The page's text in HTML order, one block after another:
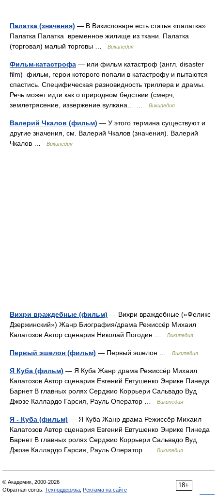
Палатка (значения) — В Викисловаре есть статья «палатка»
Палатка Палатка временное жилище из ткани. Палатка
(торговая) малый торговы …
Википедия
Фильм-катастрофа — или фильм катастроф (англ. disaster
film) фильм, герои которого попали в катастрофу и пытаются
спастись. Специфическая разновидность триллера и драмы.
Речь может идти как о природном бедствии (смерч,
землетрясение, извержение вулкана… …
Википедия
Валерий Чкалов (фильм) — У этого термина существуют и
другие значения, см. Валерий Чкалов (значения). Валерий
Чкалов …
Википедия
Вихри враждебные (фильм) — Вихри враждебные («Феликс
Дзержинский») Жанр Биография/драма Режиссёр Михаил
Калатозов Автор сценария Николай Погодин …
Википедия
Первый эшелон (фильм) — Первый эшелон … Википедия
Я Куба (фильм) — Я Куба Жанр драма Режиссёр Михаил
Калатозов Автор сценария Евгений Евтушенко Энрике Пинеда
Барнет В главных ролях Серджио Коррьери Сальвадо Вуд
Джозе Каллардо Гарсия, Рауль Оператор …
Википедия
Я - Куба (фильм) — Я Куба Жанр драма Режиссёр Михаил
Калатозов Автор сценария Евгений Евтушенко Энрике Пинеда
Барнет В главных ролях Серджио Коррьери Сальвадо Вуд
Джозе Каллардо Гарсия, Рауль Оператор …
Википедия
18+
© Академик, 2000-2026
Обратная связь: Техподдержка Реклама на сайте